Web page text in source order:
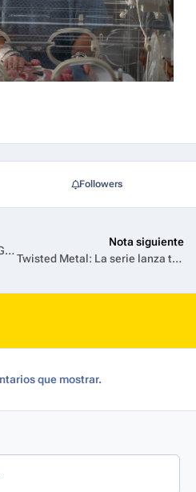
Followers
El drama original de ViX, JUEGOS INTERRUMPIDOS, estrena su segunda temporada el 2 de mayo
Nota siguiente
Twisted Metal: La serie lanza teaser de su segunda temporada
que mostrar.